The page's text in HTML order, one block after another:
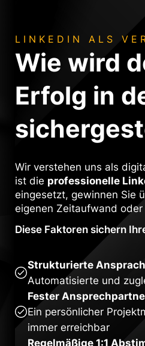
LINKEDIN ALS
Wie wird
Erfolg in
Wir verstehen uns als
ist die professionelle
eingesetzt, gewinnen Sie
eigenen Zeitaufwand
Diese Faktoren sichern
Strukturierte
Automatisierte und
Fester
Ein persönlicher
immer erreichbar
Regelmäßige 1:1